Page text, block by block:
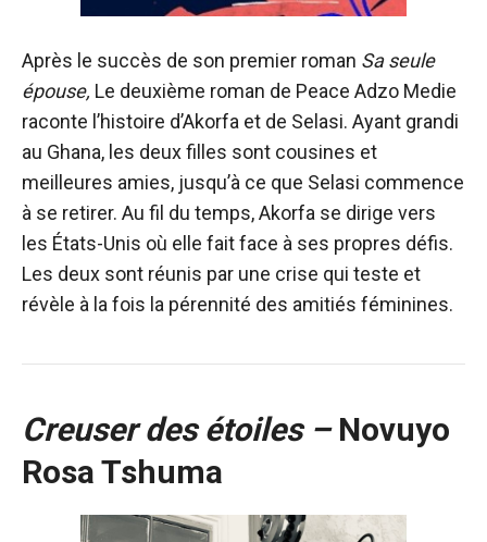
Après le succès de son premier roman Sa seule
épouse, Le deuxième roman de Peace Adzo Medie
raconte l’histoire d’Akorfa et de Selasi. Ayant grandi
au Ghana, les deux filles sont cousines et
meilleures amies, jusqu’à ce que Selasi commence
à se retirer. Au fil du temps, Akorfa se dirige vers
les États-Unis où elle fait face à ses propres défis.
Les deux sont réunis par une crise qui teste et
révèle à la fois la pérennité des amitiés féminines.
Creuser des étoiles –Novuyo
Rosa Tshuma